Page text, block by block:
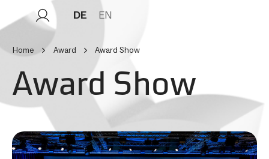
DE EN
Home Award Award Show
Award Show